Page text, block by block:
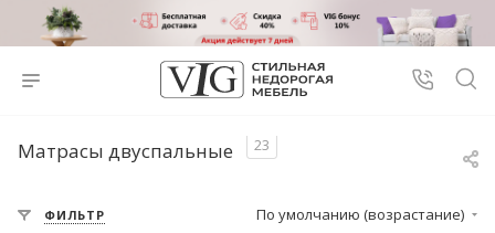
Матрасы двуспальные 23
ФИЛЬТР По умолчанию (возрастание)